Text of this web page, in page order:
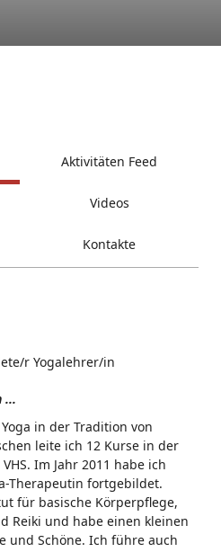
Aktivitäten Feed
Videos
Kontakte
r Yogalehrer/in
...
in der Tradition von
leite ich 12 Kurse in der
Im Jahr 2011 habe ich
Therapeutin fortgebildet.
für basische Körperpflege,
Reiki und habe einen kleinen
und Schöne. Ich führe auch